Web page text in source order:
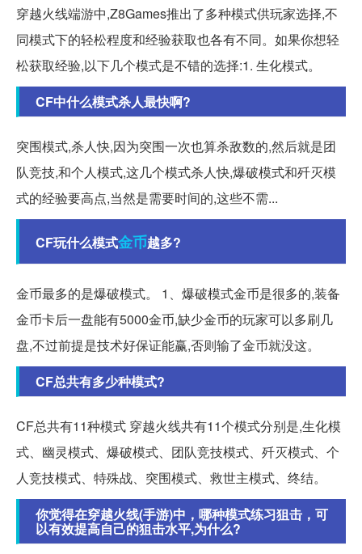
穿越火线端游中,Z8Games推出了多种模式供玩家选择,不
同模式下的轻松程度和经验获取也各有不同。如果你想轻
松获取经验,以下几个模式是不错的选择:1. 生化模式。
CF中什么模式杀人最快啊?
突围模式,杀人快,因为突围一次也算杀敌数的,然后就是团
队竞技,和个人模式,这几个模式杀人快,爆破模式和歼灭模
式的经验要高点,当然是需要时间的,这些不需...
CF玩什么模式金币越多?
金币最多的是爆破模式。 1、爆破模式金币是很多的,装备
金币卡后一盘能有5000金币,缺少金币的玩家可以多刷几
盘,不过前提是技术好保证能赢,否则输了金币就没这。
CF总共有多少种模式?
CF总共有11种模式 穿越火线共有11个模式分别是,生化模
式、幽灵模式、爆破模式、团队竞技模式、歼灭模式、个
人竞技模式、特殊战、突围模式、救世主模式、终结。
你觉得在穿越火线(手游)中，哪种模式练习狙击，可
以有效提高自己的狙击水平,为什么?